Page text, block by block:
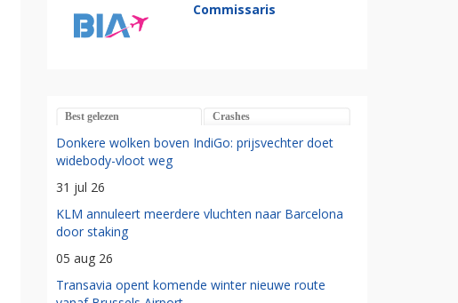
Commissaris
Best gelezen Crashes
Donkere wolken boven IndiGo: prijsvechter doet
widebody-vloot weg
31 jul 26
KLM annuleert meerdere vluchten naar Barcelona
door staking
05 aug 26
Transavia opent komende winter nieuwe route